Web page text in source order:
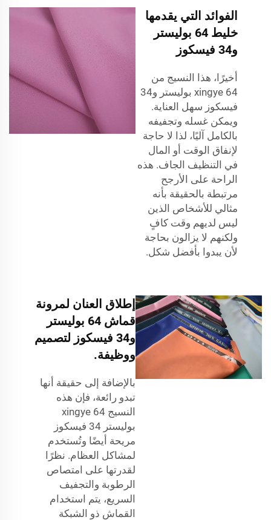
الفوائد التي يقدمها
خليط 64 بوليستر
و34 فيسكوز
أخيرًا، هذا النسيج من
xingye 64 بوليستر و34
فيسكوز سهل العناية.
ويمكن غسله وتجفيفه
بالكامل آليًا، لذا لا حاجة
لإنفاق الوقت أو المال
في التنظيف الجاف. هذه
الراحة على الأرجح
مرتبطة بالحقيقة بأنه
مثالي للأشخاص الذين
ليس لديهم وقت كافٍ
ولكنهم لا يزالون بحاجة
لأن يبدوا بأفضل شكل.
إطلاق العنان لمرونة
قماش 64 بوليستر
و34 فيسكوز لتصميم
ووظيفة.
بالإضافة إلى حقيقة أنها
تبدو رائعة، فإن هذه
النسيج xingye 64
بوليستر 34 فيسكوز
مريحة أيضًا وتُستخدم
لمشاكل العظام. نظرًا
لقدرتها على امتصاص
الرطوبة والتجفيف
السريع، يتم استخدام
القماش ذو الشبكة